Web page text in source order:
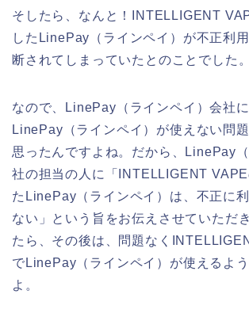
そしたら、なんと！INTELLIGENT
したLinePay（ラインペイ）が不正利
断されてしまっていたとのことでした。
なので、LinePay（ラインペイ）会社に
LinePay（ラインペイ）が使えない問
思ったんですよね。だから、LinePay
社の担当の人に「INTELLIGENT
たLinePay（ラインペイ）は、不正に
ない」という旨をお伝えさせていただ
たら、その後は、問題なく
でLinePay（ラインペイ）が使えるよ
よ。